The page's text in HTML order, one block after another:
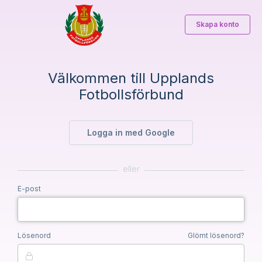
Skapa konto
Välkommen till Upplands
Fotbollsförbund
Logga in med Google
eller
E-post
Lösenord Glömt lösenord?